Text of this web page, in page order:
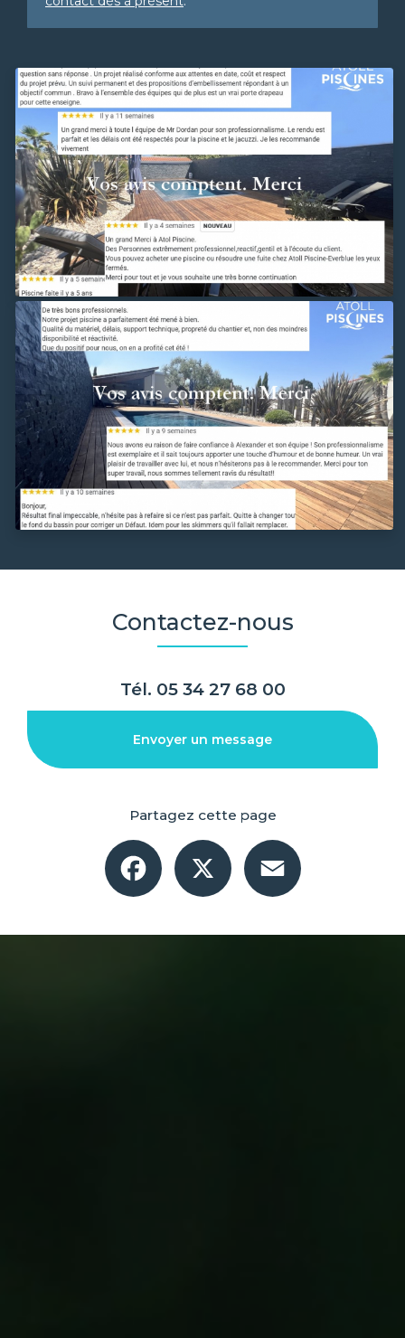
Contactez-nous
Tél. 05 34 27 68 00
Envoyer un message
Partagez cette page
Facebook